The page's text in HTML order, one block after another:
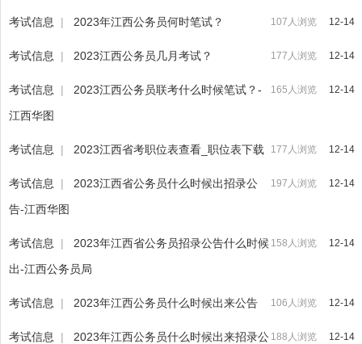
12-14
107人浏览
考试信息 | 2023年江西公务员何时笔试？
12-14
177人浏览
考试信息 | 2023江西公务员几月考试？
12-14
165人浏览
考试信息 |
2023江西公务员联考什么时候笔试？-
江西华图
12-14
177人浏览
考试信息 | 2023江西省考职位表查看_职位表下载
12-14
197人浏览
考试信息 |
2023江西省公务员什么时候出招录公
告-江西华图
12-14
158人浏览
考试信息 |
2023年江西省公务员招录公告什么时候
出-江西公务员局
12-14
106人浏览
考试信息 | 2023年江西公务员什么时候出来公告
12-14
188人浏览
考试信息 |
2023年江西公务员什么时候出来招录公